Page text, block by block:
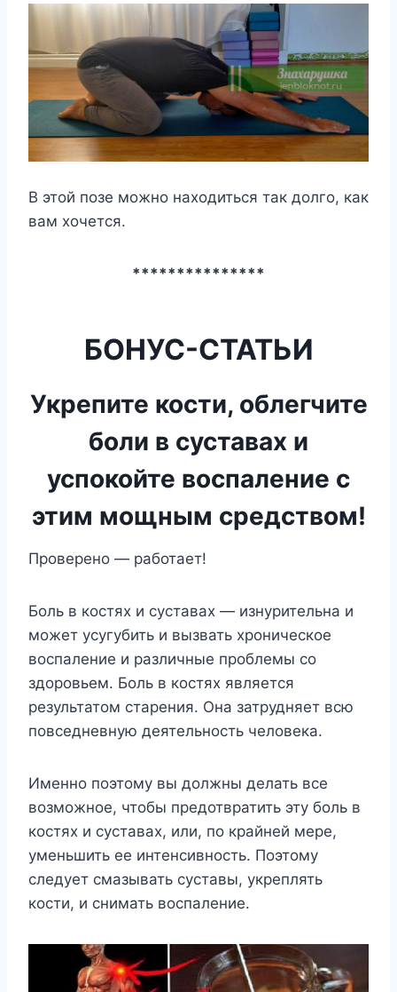
В этой позе можно находиться так долго, как
вам хочется.
***************
БОНУС-СТАТЬИ
Укрепите кости, облегчите
боли в суставах и
успокойте воспаление с
этим мощным средством!
Проверено — работает!
Боль в костях и суставах — изнурительна и
может усугубить и вызвать хроническое
воспаление и различные проблемы со
здоровьем. Боль в костях является
результатом старения. Она затрудняет всю
повседневную деятельность человека.
Именно поэтому вы должны делать все
возможное, чтобы предотвратить эту боль в
костях и суставах, или, по крайней мере,
уменьшить ее интенсивность. Поэтому
следует смазывать суставы, укреплять
кости, и снимать воспаление.